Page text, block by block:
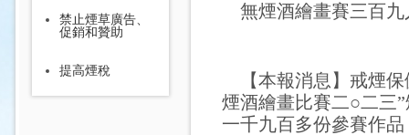
禁止煙草廣告、
促銷和贊助
提高煙稅
無煙酒繪畫賽三百九
【本報消息】戒煙保
煙酒繪畫比賽二○二三
一千九百多份參賽作